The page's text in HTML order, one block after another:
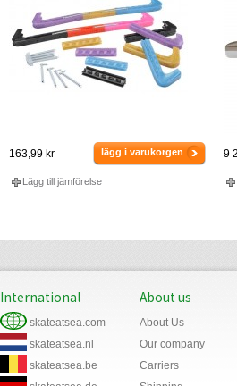
163,99 kr lägg i varukorgen
Lägg till jämförelse
9
International
skateatsea.com
skateatsea.nl
skateatsea.be
About us
About Us
Our company
Carriers